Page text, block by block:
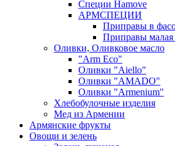
Специи Hamove
АРМСПЕЦИИ
Приправы в
Приправы малая
Оливки, Оливковое масло
"Arm Eco"
Оливки "Aiello"
Оливки "AMADO"
Оливки "Armenium"
Хлебобулочные изделия
Мед из Армении
Армянские фрукты
Овощи и зелень